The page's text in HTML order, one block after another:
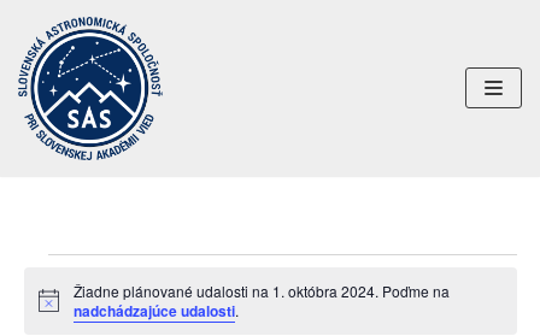
Preskočiť
na
obsah
Notice
Žiadne plánované udalosti na 1. októbra 2024. Poďme na
nadchádzajúce udalosti.